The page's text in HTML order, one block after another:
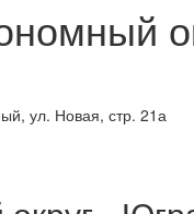
ул. Новая, стр. 21а